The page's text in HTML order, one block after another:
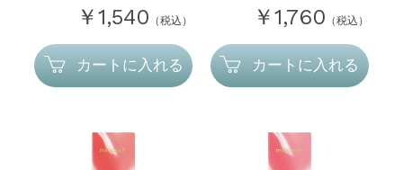
￥1,540 （税込）
カートに入れる
￥1,760 （税込）
カートに入れる